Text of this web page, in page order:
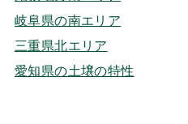
岐阜県の南エリア
三重県北エリア
愛知県の土壌の特性